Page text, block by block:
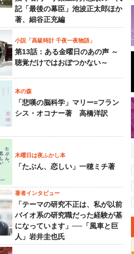
記「最後の幕臣」池波正太郎ほか
著、細谷正充編
小説「高級時計 千夜一夜物語」
第13話：ある金曜日のあの声 ～
聴覚だけではおぼつかない～
本の森
「悲嘆の脳科学」マリー=フラン
シス・オコナー著 高橋洋訳
木曜日は夜ふかし本
「たぶん、恋しい」一穂ミチ著
著者インタビュー
「テーマの研究不正は、私が以前
バイオ系の研究職だった経験が基
になっています」──「風車と巨
人」岩井圭也氏